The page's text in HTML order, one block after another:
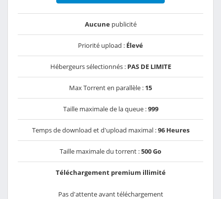
Aucunepublicité
Priorité upload : Élevé
Hébergeurs sélectionnés : PAS DE LIMITE
Max Torrent en parallèle : 15
Taille maximale de la queue :999
Temps de download et d'upload maximal :96 Heures
Taille maximale du torrent :500 Go
Téléchargement premium illimité
Pas d'attente avant téléchargement